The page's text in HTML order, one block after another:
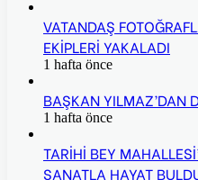
VATANDAŞ
EKİPLERİ YAKALADI
1 hafta önce
BAŞKAN YILMAZ’DAN
1 hafta önce
TARİHİ BEY
SANATLA HAYAT